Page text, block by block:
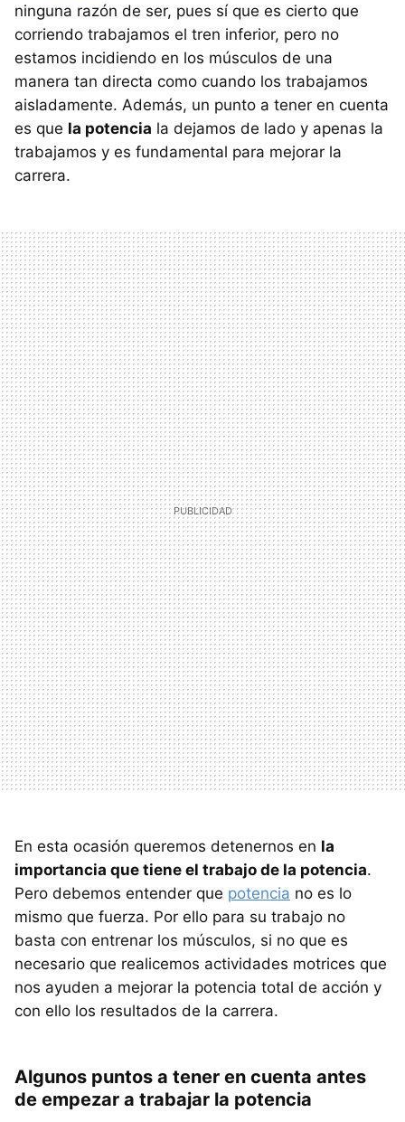
ninguna razón de ser, pues sí que es cierto que
corriendo trabajamos el tren inferior, pero no
estamos incidiendo en los músculos de una
manera tan directa como cuando los trabajamos
aisladamente. Además, un punto a tener en cuenta
es que la potencia la dejamos de lado y apenas la
trabajamos y es fundamental para mejorar la
carrera.
En esta ocasión queremos detenernos en la
importancia que tiene el trabajo de la potencia.
Pero debemos entender que potencia no es lo
mismo que fuerza. Por ello para su trabajo no
basta con entrenar los músculos, si no que es
necesario que realicemos actividades motrices que
nos ayuden a mejorar la potencia total de acción y
con ello los resultados de la carrera.
Algunos puntos a tener en cuenta antes
de empezar a trabajar la potencia